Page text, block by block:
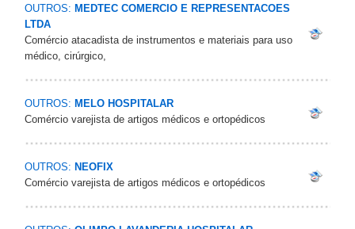
OUTROS: MEDTEC COMERCIO E REPRESENTACOES
LTDA
Comércio atacadista de instrumentos e materiais para uso
médico, cirúrgico,
OUTROS: MELO HOSPITALAR
Comércio varejista de artigos médicos e ortopédicos
OUTROS: NEOFIX
Comércio varejista de artigos médicos e ortopédicos